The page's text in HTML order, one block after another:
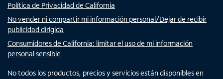
Política de Privacidad de California
No vender ni compartir mi información personal/Dejar de recibir
publicidad dirigida
Consumidores de California: limitar el uso de mi información
personal sensible
No todos los productos, precios y servicios están disponibles en